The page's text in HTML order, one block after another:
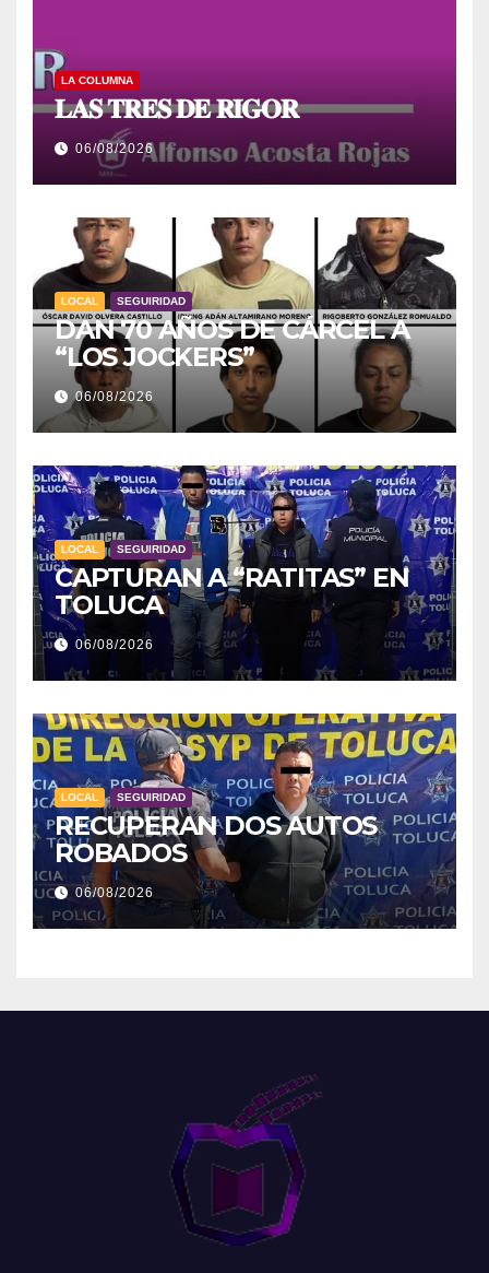
LA COLUMNA
𝐋𝐀𝐒 𝐓𝐑𝐄𝐒 𝐃𝐄 𝐑𝐈𝐆𝐎𝐑
06/08/2026
LOCAL SEGUIRIDAD
DAN 70 AÑOS DE CÁRCEL A
“LOS JOCKERS”
06/08/2026
LOCAL SEGUIRIDAD
CAPTURAN A “RATITAS” EN
TOLUCA
06/08/2026
LOCAL SEGUIRIDAD
RECUPERAN DOS AUTOS
ROBADOS
06/08/2026